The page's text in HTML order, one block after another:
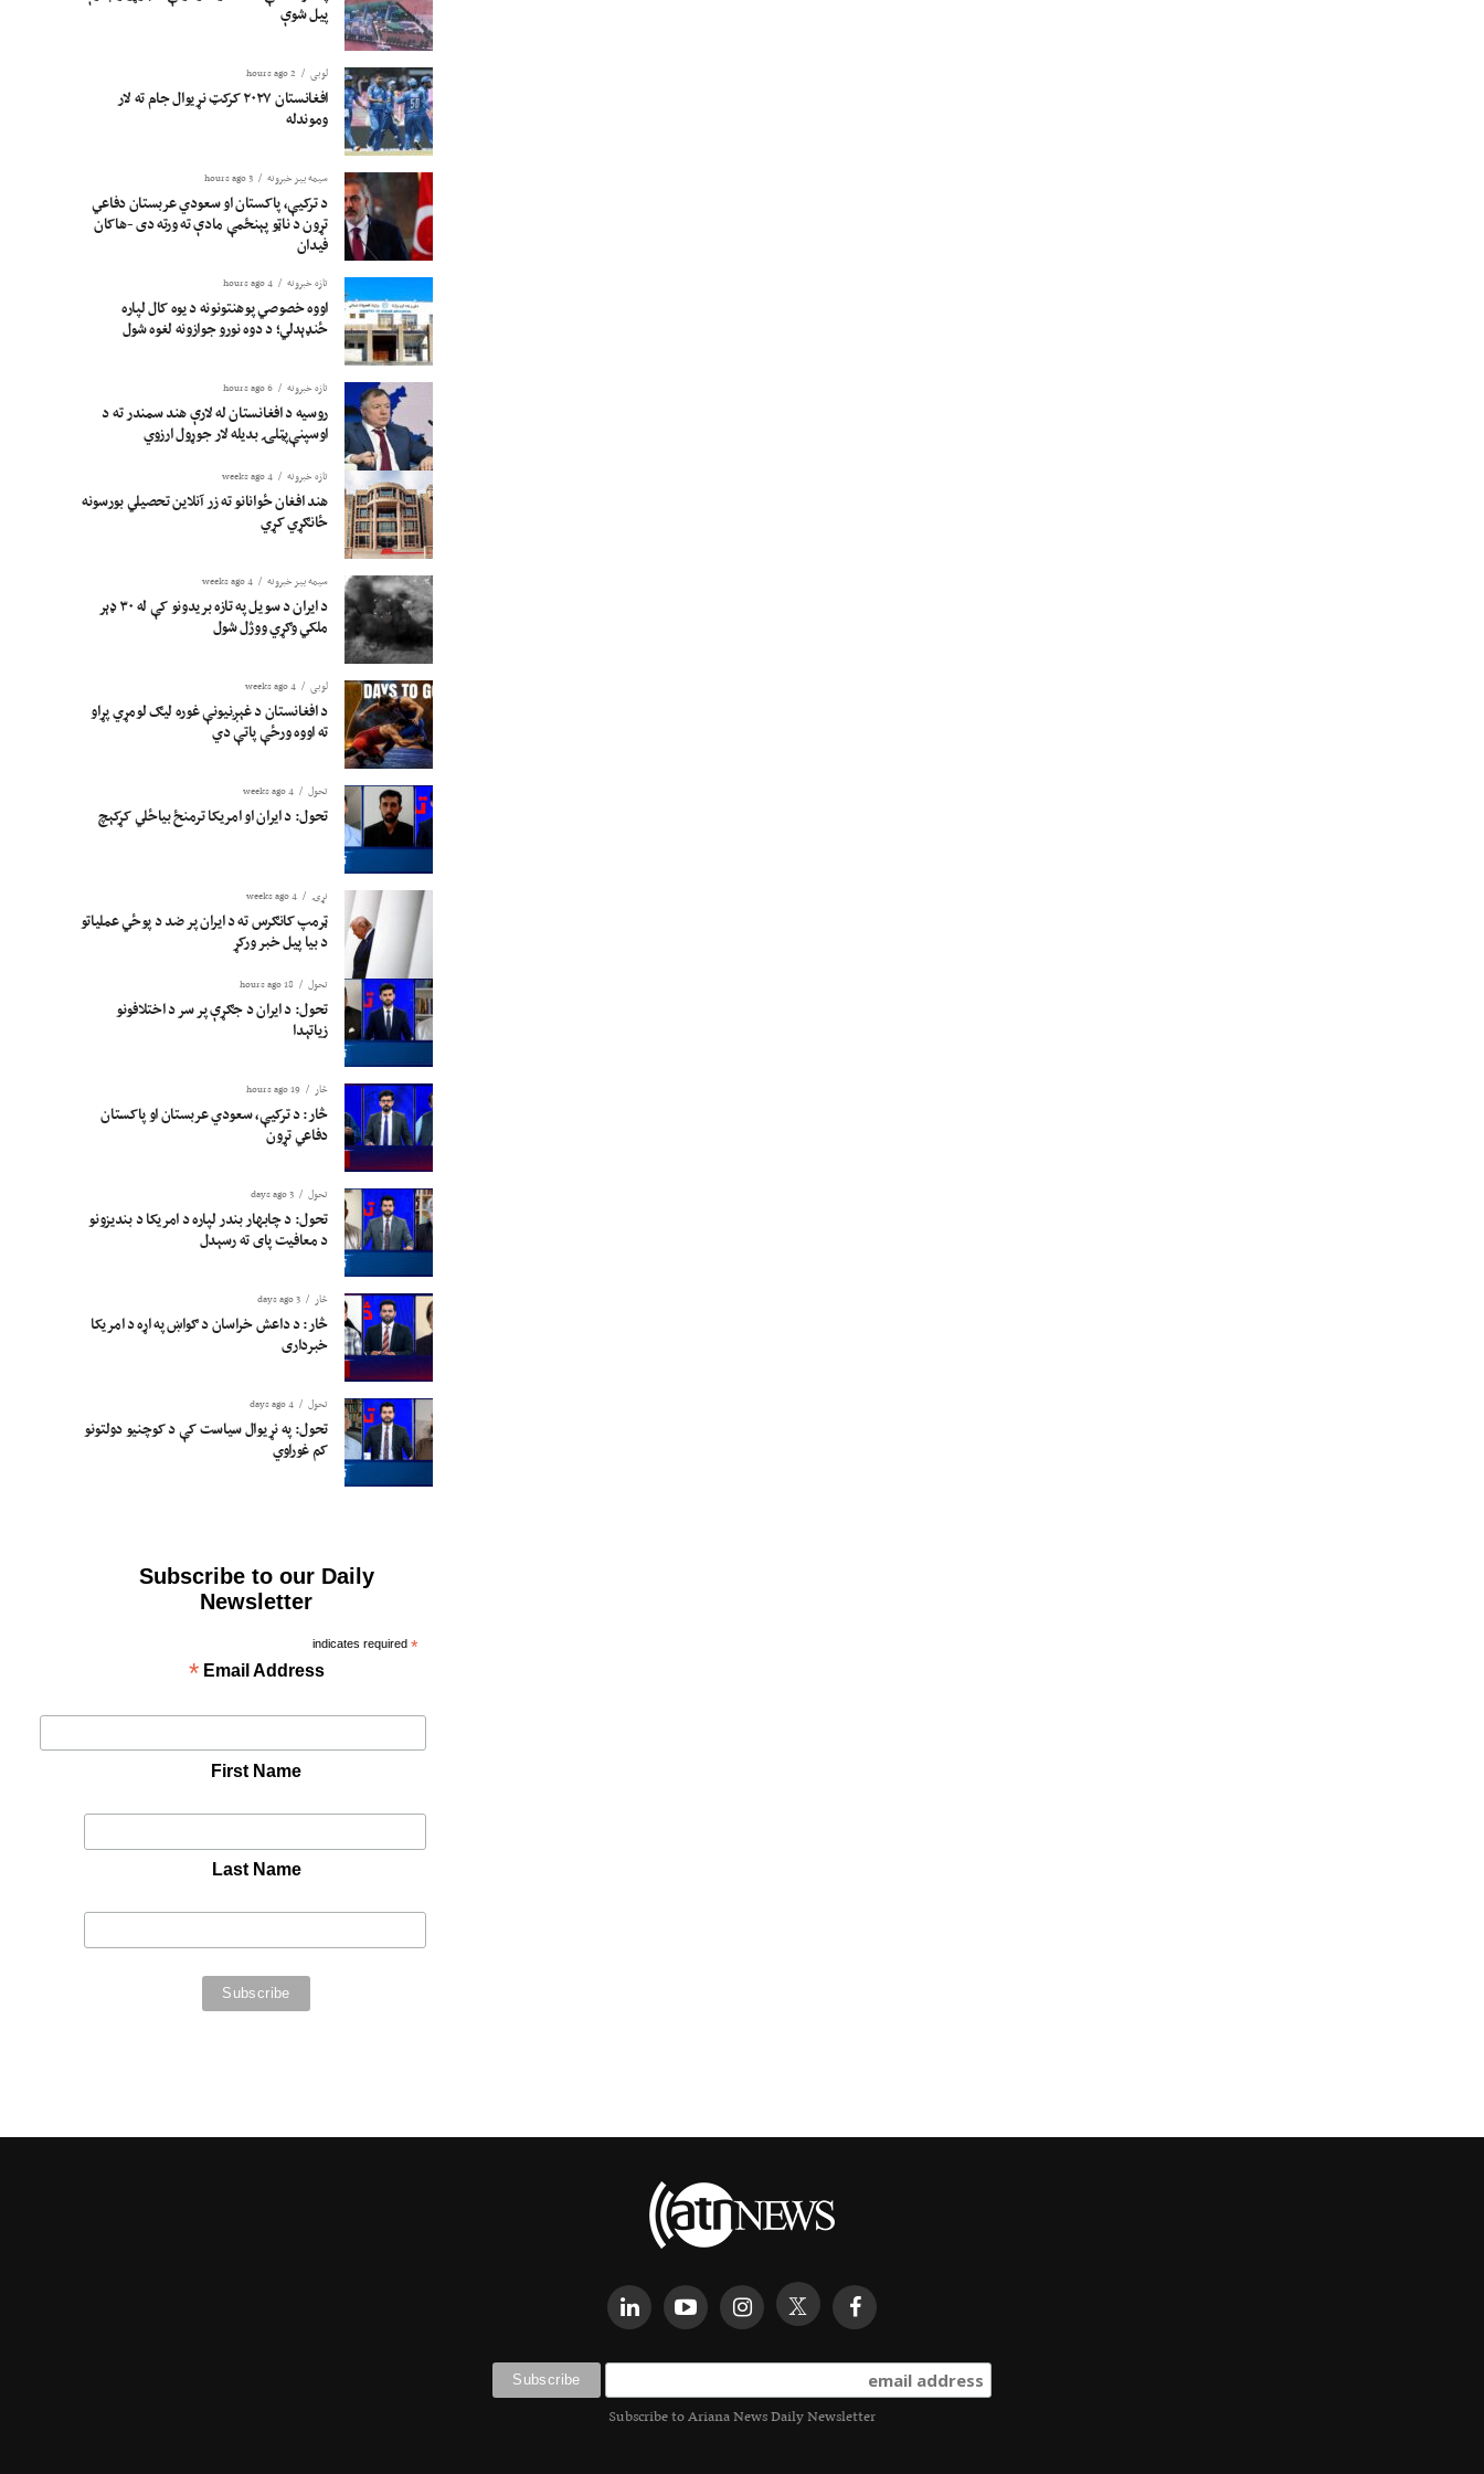
پیل شوې
لوبی 2 hours ago
افغانستان ۲۰۲۷ کرکټ نړیوال جام ته لار
وموندله
سیمه ییز خبرونه 3 hours ago
د ترکیې، پاکستان او سعودي عربستان دفاعي
تړون د ناټو پېنځمې مادې ته ورته دی -هاکان
فیدان
تازه خبرونه 4 hours ago
اووه خصوصي پوهنتونونه د یوه کال لپاره
ځنډېدلي؛ د دوه نورو جوازونه لغوه شول
تازه خبرونه 6 hours ago
روسیه د افغانستان له لارې هند سمندر ته د
اوسپنې‌پټلۍ بدیله لار جوړول ارزوي
تازه خبرونه 4 weeks ago
هند افغان ځوانانو ته زر آنلاین تحصیلي بورسونه
ځانګړي کړي
سیمه ییز خبرونه 4 weeks ago
د ایران د سویل په تازه بریدونو کې له ۳۰ ډېر
ملکي وګړي ووژل شول
لوبی 4 weeks ago
د افغانستان د غېږنیونې غوره لیګ لومړي پړاو
ته اووه ورځې پاتې دي
تحول 4 weeks ago
تحول: د ایران او امریکا ترمنځ بیاځلي کړکېچ
نړۍ 4 weeks ago
ټرمپ کانګرس ته د ایران پر ضد د پوځي عملیاتو
د بیا پیل خبر ورکړ
تحول 18 hours ago
تحول: د ایران د جګړې پر سر د اختلافونو
زیاتېدا
څار 19 hours ago
څار: د ترکیې، سعودي عربستان او پاکستان
دفاعي تړون
تحول 3 days ago
تحول: د چابهار بندر لپاره د امریکا د بندیزونو
د معافیت پای ته رسېدل
څار 3 days ago
څار: د داعش خراسان د ګواښ په اړه د امریکا
خبرداری
تحول 4 days ago
تحول: په نړیوال سیاست کې د کوچنیو دولتونو
کم غوراوي
Subscribe to our Daily
Newsletter
*
indicates required
Email Address
*
First Name
Last Name
Subscribe to Ariana News Daily Newsletter